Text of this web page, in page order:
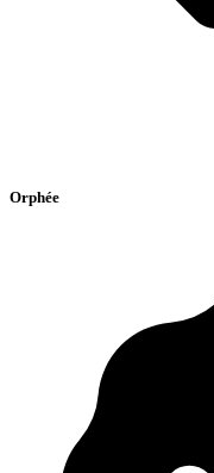
Orphée